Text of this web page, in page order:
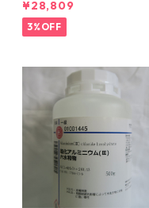
フィックスAコンク
¥28,809
3%OFF